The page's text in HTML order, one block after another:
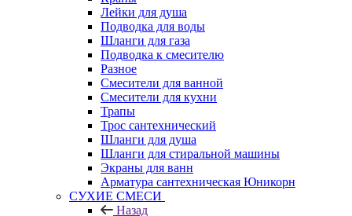
Лейки для душа
Подводка для воды
Шланги для газа
Подводка к смесителю
Разное
Смесители для ванной
Смесители для кухни
Трапы
Трос сантехнический
Шланги для душа
Шланги для стиральной машины
Экраны для ванн
Арматура сантехническая Юникорн
СУХИЕ СМЕСИ
Назад